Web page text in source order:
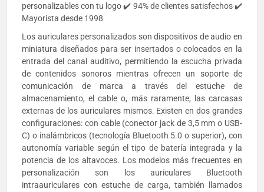
personalizables con tu logo ✔️ 94% de clientes satisfechos ✔️
Mayorista desde 1998
Los auriculares personalizados son dispositivos de audio en
miniatura diseñados para ser insertados o colocados en la
entrada del canal auditivo, permitiendo la escucha privada
de contenidos sonoros mientras ofrecen un soporte de
comunicación de marca a través del estuche de
almacenamiento, el cable o, más raramente, las carcasas
externas de los auriculares mismos. Existen en dos grandes
configuraciones: con cable (conector jack de 3,5 mm o USB-
C) o inalámbricos (tecnología Bluetooth 5.0 o superior), con
autonomía variable según el tipo de batería integrada y la
potencia de los altavoces. Los modelos más frecuentes en
personalización son los auriculares Bluetooth
intraauriculares con estuche de carga, también llamados